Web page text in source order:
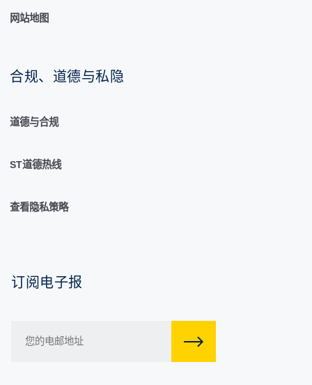
网站地图
合规、道德与私隐
道德与合规
ST道德热线
查看隐私策略
订阅电子报